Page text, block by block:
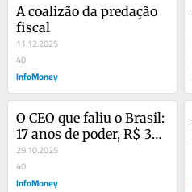
A coalizão da predação
fiscal
11.12.2025
40
InfoMoney
O CEO que faliu o Brasil:
17 anos de poder, R$ 35
bilhões de rombo e uma
dívida de R$ 9,4 trilhões
29.10.2025
40
InfoMoney